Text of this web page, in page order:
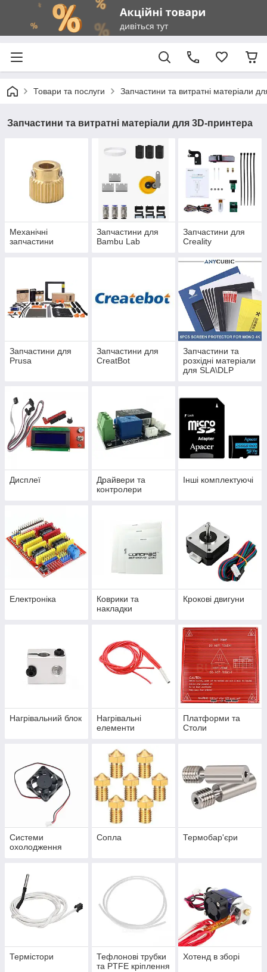
Товари та послуги Запчастини та витратні матеріали
Запчастини та витратні матеріали для 3D-принтера
Механічні
запчастини
Запчастини для
Bambu Lab
Запчастини для
Creality
Запчастини для
Prusa
Запчастини для
CreatBot
Запчастини та
розхідні матеріали
для SLA\DLP
Дисплеї
Драйвери та
контролери
Інші комплектуючі
Електроніка
Коврики та
накладки
Крокові двигуни
Нагрівальний блок
Нагрівальні
елементи
Платформи та
Столи
Системи
охолодження
Сопла Термобар'єри
Термістори
Тефлонові трубки
та PTFE кріплення
Хотенд в зборі